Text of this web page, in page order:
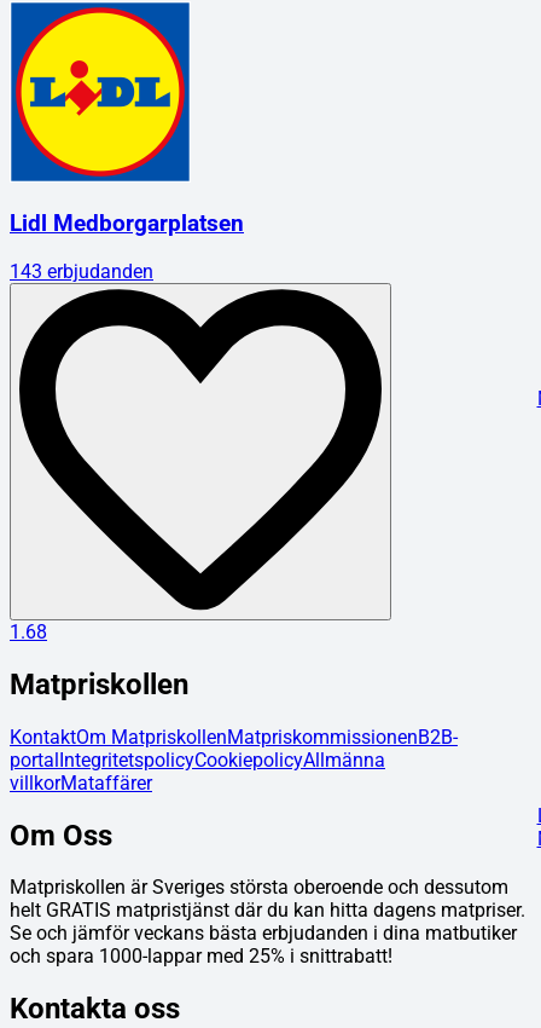
Lidl Medborgarplatsen
143 erbjudanden
1.68
Matpriskollen
KontaktOm MatpriskollenMatpriskommissionenB2B-
portalIntegritetspolicyCookiepolicyAllmänna
villkorMataffärer
Om Oss
Matpriskollen är Sveriges största oberoende och dessutom
helt GRATIS matpristjänst där du kan hitta dagens matpriser.
Se och jämför veckans bästa erbjudanden i dina matbutiker
och spara 1000-lappar med 25% i snittrabatt!
Kontakta oss